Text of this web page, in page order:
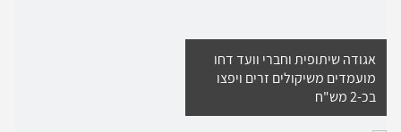
אגודה שיתופית וחברי וועד דחו
מועמדים משיקולים זרים ויפצו
בכ-2 מש"ח